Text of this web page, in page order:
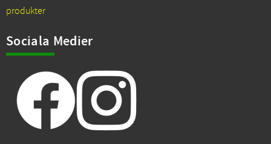
produkter
Sociala Medier